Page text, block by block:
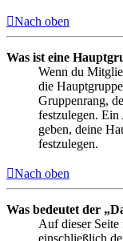
Nach oben
Was ist eine
Wenn du
die
Gruppenrang,
festzulegen.
geben, deine
festzulegen.
Nach oben
Was bedeutet der
Auf dieser Seite